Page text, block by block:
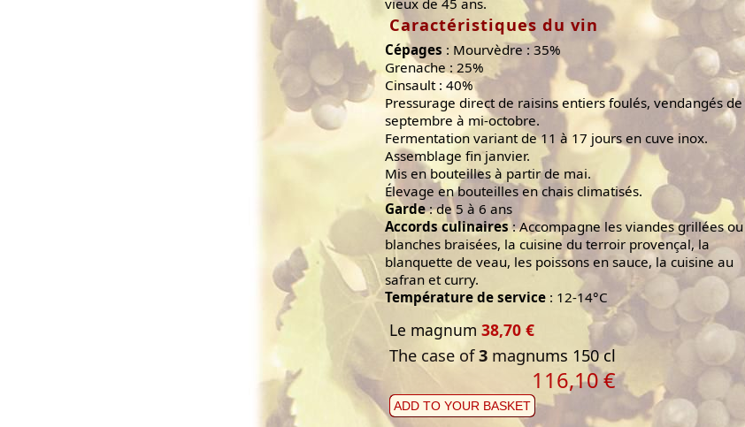
Caractéristiques du vin
Cépages : Mourvèdre : 35%
Grenache : 25%
Cinsault : 40%
Pressurage direct de raisins entiers foulés, vendangés de
septembre à mi-octobre.
Fermentation variant de 11 à 17 jours en cuve inox.
Assemblage fin janvier.
Mis en bouteilles à partir de mai.
Élevage en bouteilles en chais climatisés.
Garde: de 5 à 6 ans
Accords culinaires: Accompagne les viandes grillées ou
blanches braisées, la cuisine du terroir provençal, la
blanquette de veau, les poissons en sauce, la cuisine au
safran et curry.
Température de service : 12-14°C
Le magnum 38,70 €
The case of3 magnums 150 cl
116,10€
ADD TO YOUR BASKET